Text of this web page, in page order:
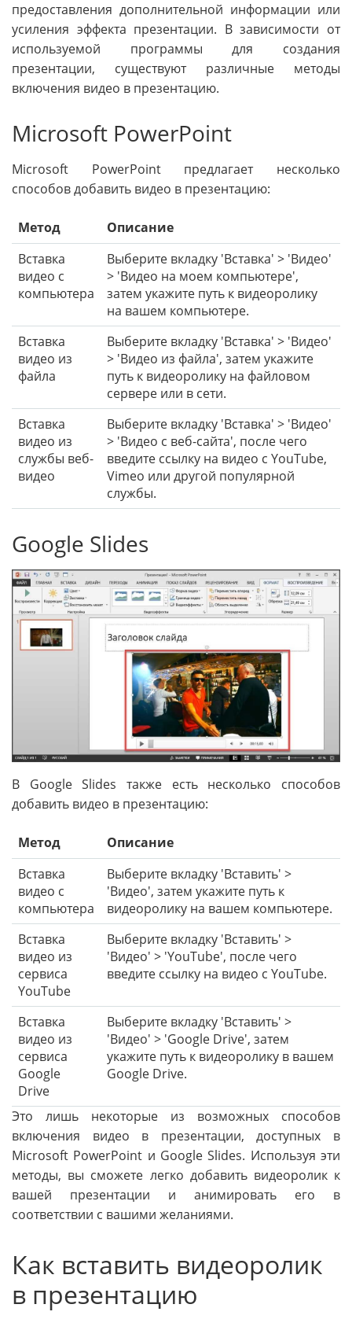
предоставления дополнительной информации или
усиления эффекта презентации. В зависимости от
используемой программы для создания
презентации, существуют различные методы
включения видео в презентацию.
Microsoft PowerPoint
Microsoft PowerPoint предлагает несколько
способов добавить видео в презентацию:
Метод
Описание
Вставка
видео с
компьютера
Выберите вкладку 'Вставка' > 'Видео'
> 'Видео на моем компьютере',
затем укажите путь к видеоролику
на вашем компьютере.
Вставка
видео из
файла
Выберите вкладку 'Вставка' > 'Видео'
> 'Видео из файла', затем укажите
путь к видеоролику на файловом
сервере или в сети.
Вставка
видео из
службы веб-
видео
Выберите вкладку 'Вставка' > 'Видео'
> 'Видео с веб-сайта', после чего
введите ссылку на видео с YouTube,
Vimeo или другой популярной
службы.
Google Slides
В Google Slides также есть несколько способов
добавить видео в презентацию:
Метод
Описание
Вставка
видео с
компьютера
Выберите вкладку 'Вставить' >
'Видео', затем укажите путь к
видеоролику на вашем компьютере.
Вставка
видео из
сервиса
YouTube
Выберите вкладку 'Вставить' >
'Видео' > 'YouTube', после чего
введите ссылку на видео с YouTube.
Вставка
видео из
сервиса
Google
Drive
Выберите вкладку 'Вставить' >
'Видео' > 'Google Drive', затем
укажите путь к видеоролику в вашем
Google Drive.
Это лишь некоторые из возможных способов
включения видео в презентации, доступных в
Microsoft PowerPoint и Google Slides. Используя эти
методы, вы сможете легко добавить видеоролик к
вашей презентации и анимировать его в
соответствии с вашими желаниями.
Как вставить видеоролик
в презентацию